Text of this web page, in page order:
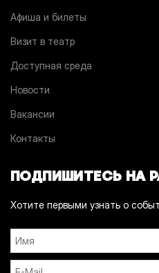
Афиша и билеты
Визит в театр
Доступная среда
Новости
Вакансии
Контакты
ПОДПИШИТЕСЬ НА
Хотите первыми узнать о